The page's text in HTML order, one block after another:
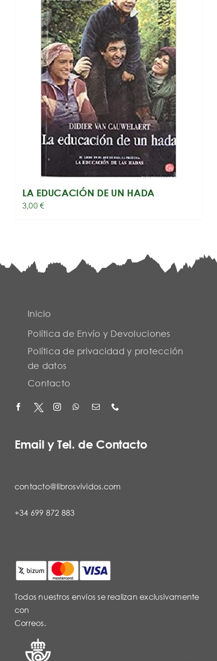
LA EDUCACIÓN DE UN HADA
3,00€
Inicio
Política de Envío y Devoluciones
Política de privacidad y protección
de datos
Contacto
Email y Tel. de Contacto
contacto@librosvividos.com
+34 699 872 883
Todos nuestros envíos se realizan exclusivamente
con
Correos.